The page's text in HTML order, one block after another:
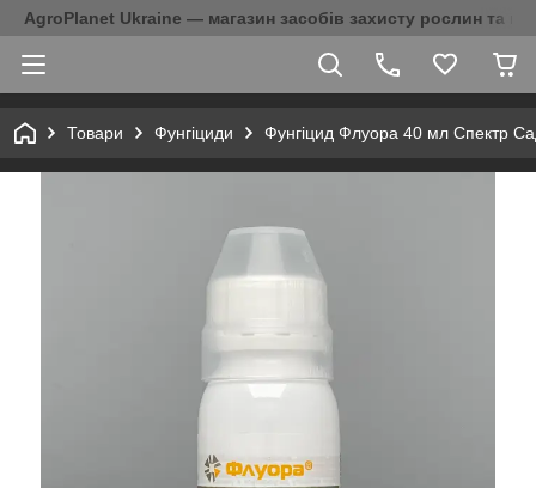
AgroPlanet Ukraine — магазин засобів захисту рослин та
Товари Фунгіциди Фунгіцид Флуора 40 мл Спектр